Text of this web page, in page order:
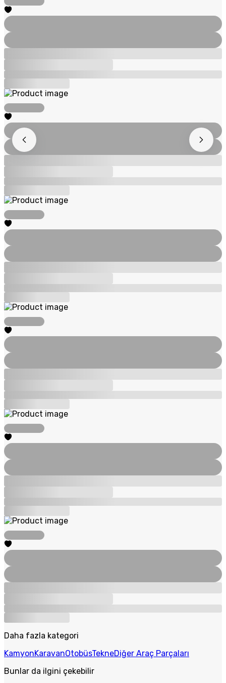
Daha fazla kategori
KamyonKaravanOtobüsTekneDiğer Araç Parçaları
Bunlar da ilgini çekebilir